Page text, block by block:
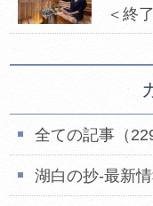
全ての記事（229
湖白の抄‐最新情